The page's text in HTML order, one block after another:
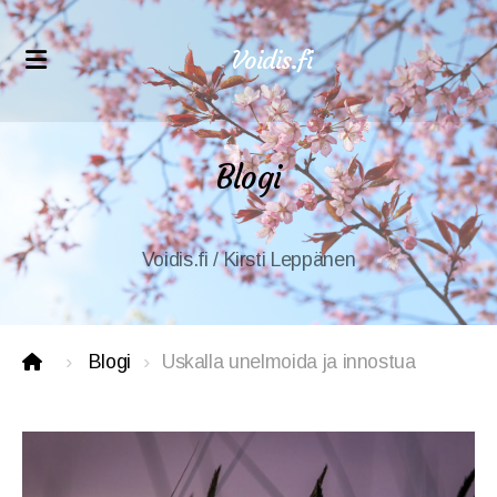
Voidis.fi
Blogi
Voidis.fi / Kirsti Leppänen
Blogi Uskalla unelmoida ja innostua
Äänihyvinvointikoulutukset
VoiceWell®-hoitajakoulutus
Verkkokurssit ammattilaisille
Verkkokurssit äänihyvinvointiin